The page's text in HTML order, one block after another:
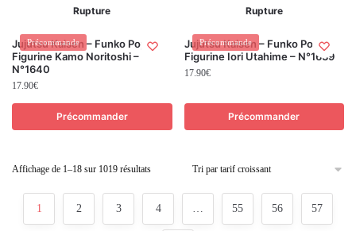
Précommande
Rupture
Jujutsu Kaisen – Funko Pop! –
Figurine Kamo Noritoshi –
N°1640
17.90€
Précommander
Précommande
Rupture
Jujutsu Kaisen – Funko Pop! –
Figurine Iori Utahime – N°1639
17.90€
Précommander
Affichage de 1–18 sur 1019 résultats
1 2 3 4 … 55 56 57